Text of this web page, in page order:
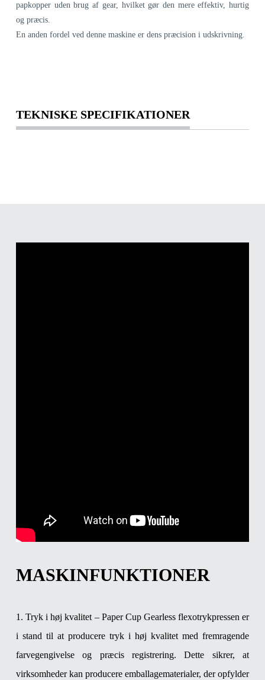
papkopper uden brug af gear, hvilket gør den mere effektiv, hurtig
og præcis.
En anden fordel ved denne maskine er dens præcision i udskrivning.
TEKNISKE SPECIFIKATIONER
MASKINFUNKTIONER
1. Tryk i høj kvalitet – Paper Cup Gearless flexotrykpressen er
i stand til at producere tryk i høj kvalitet med fremragende
farvegengivelse og præcis registrering. Dette sikrer, at
virksomheder kan producere emballagematerialer, der opfylder